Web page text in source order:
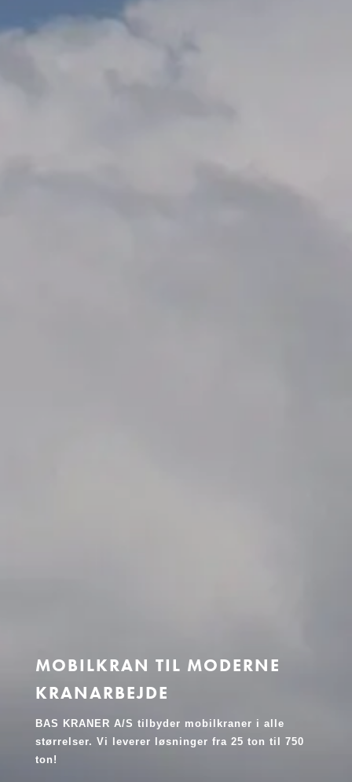
MOBILKRAN TIL MODERNE
KRANARBEJDE
BAS KRANER A/S tilbyder mobilkraner i alle
størrelser. Vi leverer løsninger fra 25 ton til 750
ton!